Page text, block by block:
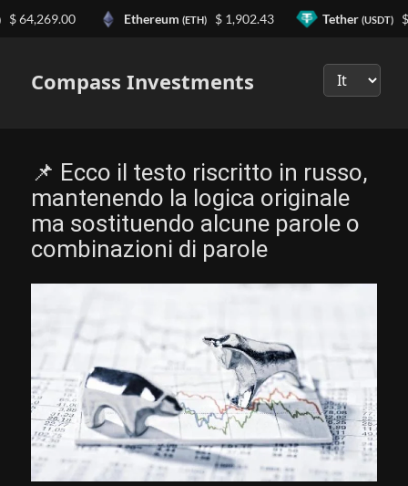
Compass Investments
📌 Ecco il testo riscritto in russo,
mantenendo la logica originale
ma sostituendo alcune parole o
combinazioni di parole
64,269.00 Ethereum(ETH) $ 1,902.43 Tether(USDT) $